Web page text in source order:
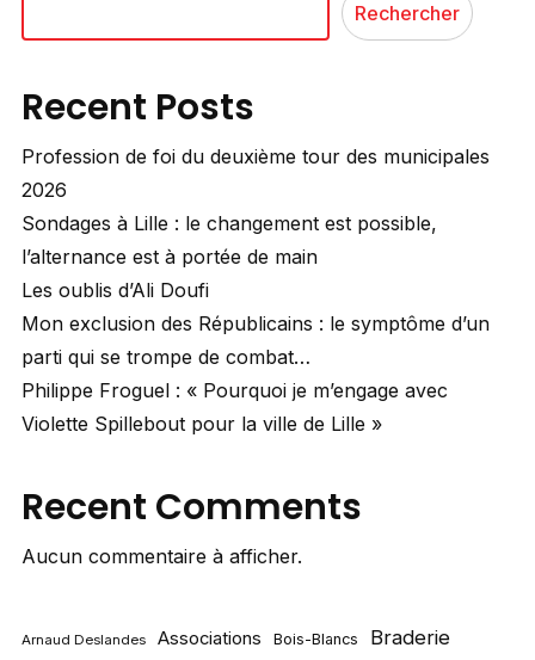
Rechercher
Recent Posts
Profession de foi du deuxième tour des municipales
2026
Sondages à Lille : le changement est possible,
l’alternance est à portée de main
Les oublis d’Ali Doufi
Mon exclusion des Républicains : le symptôme d’un
parti qui se trompe de combat…
Philippe Froguel : « Pourquoi je m’engage avec
Violette Spillebout pour la ville de Lille »
Recent Comments
Aucun commentaire à afficher.
Arnaud Deslandes Associations Bois-Blancs Braderie